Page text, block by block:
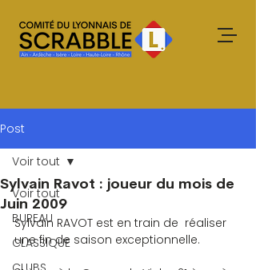
Post
Voir tout
BUREAU
CLASSIQUE
Voir tout
Sylvain Ravot : joueur du mois de
Juin 2009
Sylvain RAVOT est en train de  réaliser
une fin de saison exceptionnelle.